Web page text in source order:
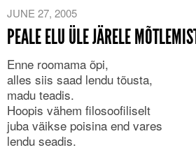
vagas
peidus
suuremad
Loch
JUNE 27, 2005
PEALE ELU ÜLE JÄRELE
Enne roomama õpi,
alles siis saad lendu tõusta,
madu teadis.
Hoopis vähem filosoofiliselt
juba väikse poisina end vares
lendu seadis.